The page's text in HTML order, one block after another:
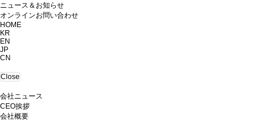
ニュース＆お知らせ
オンラインお問い合わせ
HOME
KR
EN
JP
CN
Close
会社ニュース
CEO挨拶
会社概要